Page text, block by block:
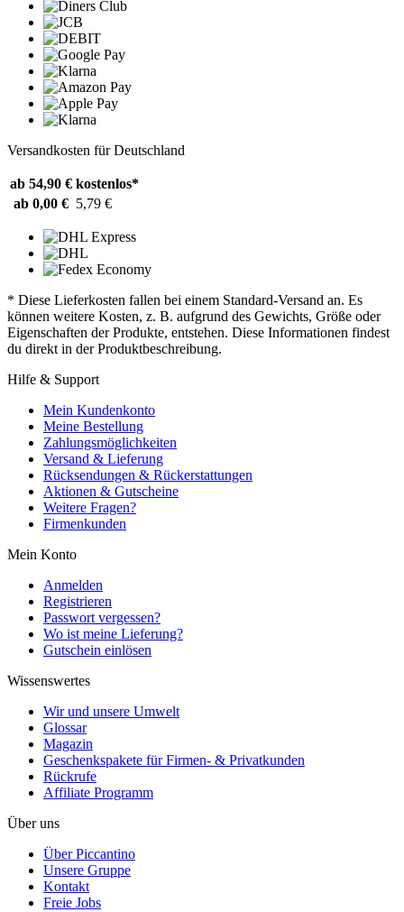
Versandkosten für Deutschland
ab 54,90 € kostenlos*
ab 0,00 € 5,79 €
* Diese Lieferkosten fallen bei einem Standard-Versand an. Es
können weitere Kosten, z. B. aufgrund des Gewichts, Größe oder
Eigenschaften der Produkte, entstehen. Diese Informationen findest
du direkt in der Produktbeschreibung.
Hilfe & Support
Mein Kundenkonto
Meine Bestellung
Zahlungsmöglichkeiten
Versand & Lieferung
Rücksendungen & Rückerstattungen
Aktionen & Gutscheine
Weitere Fragen?
Firmenkunden
Mein Konto
Anmelden
Registrieren
Passwort vergessen?
Wo ist meine Lieferung?
Gutschein einlösen
Wissenswertes
Wir und unsere Umwelt
Glossar
Magazin
Geschenkspakete für Firmen- & Privatkunden
Rückrufe
Affiliate Programm
Über uns
Über Piccantino
Unsere Gruppe
Kontakt
Freie Jobs